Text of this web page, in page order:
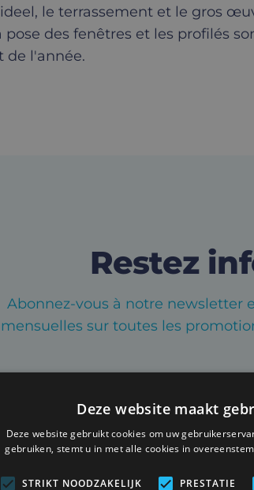
le terrassement et le gros
des fenêtres et les profilés
de l'année.
Restez
Abonnez-vous à notre newsletter
mensuelles sur toutes les
Deze website maakt
Deze website gebruikt cookies om uw
gebruiken, stemt u in met alle cookies in
STRIKT NOODZAKELIJK PRESTATIE